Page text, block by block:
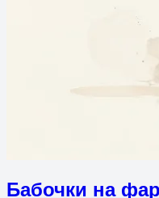
Бабочки на